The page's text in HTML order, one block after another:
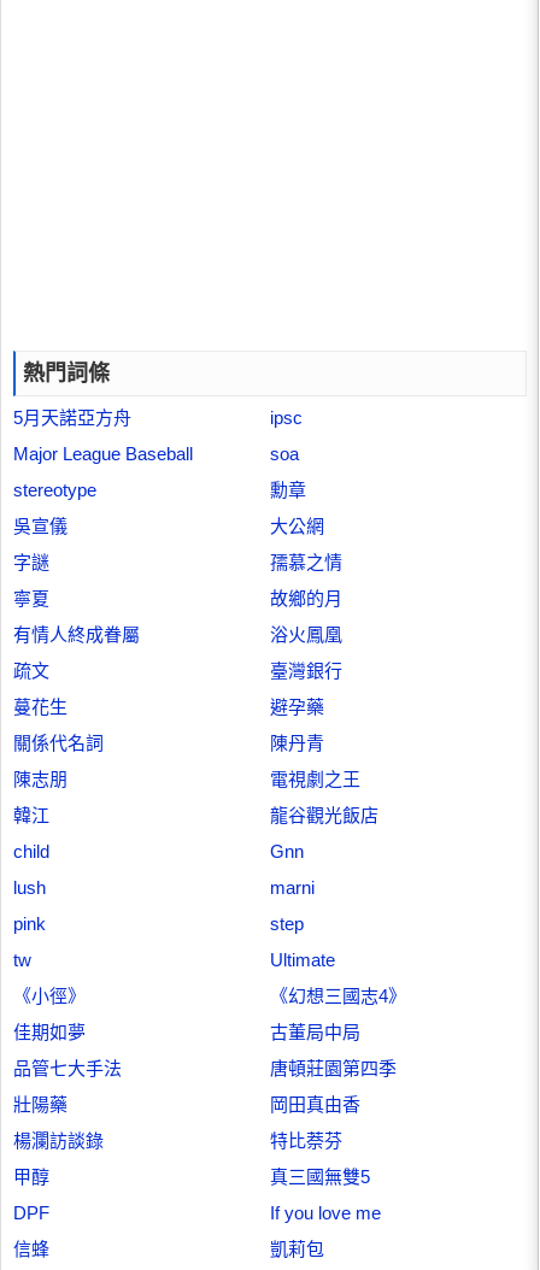
熱門詞條
5月天諾亞方舟
ipsc
Major League Baseball
soa
stereotype
勳章
吳宣儀
大公網
字謎
孺慕之情
寧夏
故鄉的月
有情人終成眷屬
浴火鳳凰
疏文
臺灣銀行
蔓花生
避孕藥
關係代名詞
陳丹青
陳志朋
電視劇之王
韓江
龍谷觀光飯店
child
Gnn
lush
marni
pink
step
tw
Ultimate
《小徑》
《幻想三國志4》
佳期如夢
古董局中局
品管七大手法
唐頓莊園第四季
壯陽藥
岡田真由香
楊瀾訪談錄
特比萘芬
甲醇
真三國無雙5
DPF
If you love me
信蜂
凱莉包